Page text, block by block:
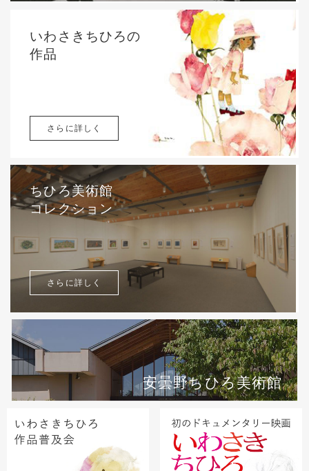
いわさきちひろの
作品
さらに詳しく
ちひろ美術館
コレクション
さらに詳しく
安曇野ちひろ美術館